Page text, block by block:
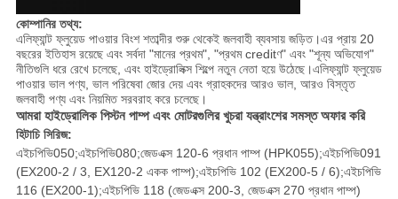
কোম্পানির তথ্য:
এলিফ্যান্ট ফ্লুয়েড পাওয়ার বিংশ শতাব্দীর শুরু থেকেই জলবাহী ব্যবসায় জড়িত।এর প্রায় 20
বছরের ইতিহাস রয়েছে এবং সর্বদা "মানের প্রথম", "প্রথম creditণ" এবং "শূন্য অভিযোগ"
নীতিগুলি ধরে রেখে চলেছে, এবং হাইড্রোলিক্স শিল্পে নতুন নেতা হয়ে উঠেছে।এলিফ্যান্ট ফ্লুয়েড
পাওয়ার ভাল পণ্য, ভাল পরিষেবা জোর দেয় এবং গ্রাহকদের আরও ভাল, আরও বিস্তৃত
জলবাহী পণ্য এবং নিয়মিত সরবরাহ করে চলেছে।
আমরা হাইড্রোলিক পিস্টন পাম্প এবং মোটরগুলির খুচরা যন্ত্রাংশের সমস্ত অফার করি
হিটাচি সিরিজ:
এইচপিভি050;এইচপিভি080;জেডএক্স 120-6 প্রধান পাম্প (HPK055);এইচপিভি091
(EX200-2 / 3, EX120-2 একক পাম্প);এইচপিভি 102 (EX200-5 / 6);এইচপিভি
116 (EX200-1);এইচপিভি 118 (জেডএক্স 200-3, জেডএক্স 270 প্রধান পাম্প)